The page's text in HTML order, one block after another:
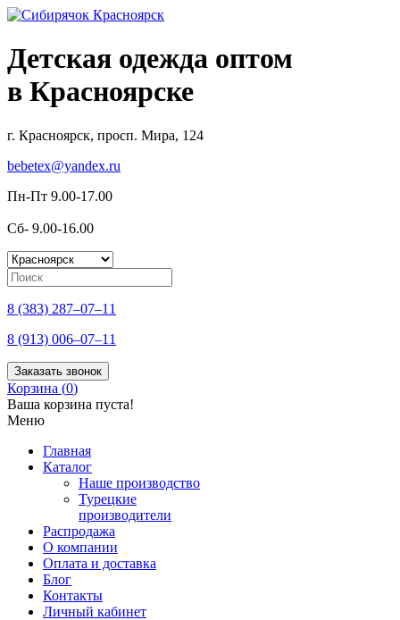
Детская одежда оптом
в Красноярске
г. Красноярск, просп. Мира, 124
bebetex@yandex.ru
Пн-Пт 9.00-17.00
Сб- 9.00-16.00
8 (383) 287–07–11
8 (913) 006–07–11
Заказать звонок
Корзина (0)
Ваша корзина пуста!
Меню
Главная
Каталог
Наше производство
Турецкие
производители
Распродажа
О компании
Оплата и доставка
Блог
Контакты
Личный кабинет